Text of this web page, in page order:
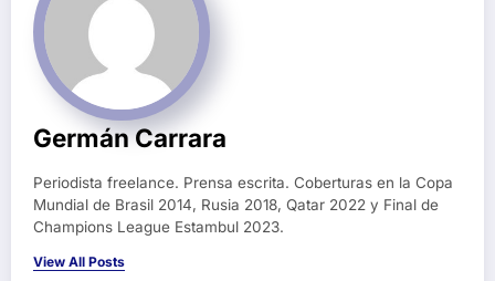
Germán Carrara
Periodista freelance. Prensa escrita. Coberturas en la Copa
Mundial de Brasil 2014, Rusia 2018, Qatar 2022 y Final de
Champions League Estambul 2023.
View All Posts